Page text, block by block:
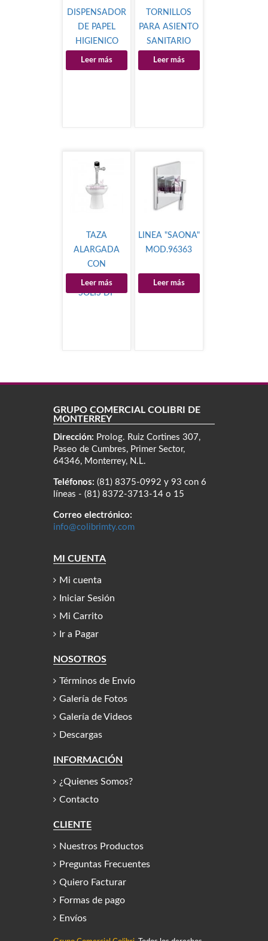
DISPENSADOR
DE PAPEL
HIGIENICO
Leer más
TORNILLOS
PARA ASIENTO
SANITARIO
MOD.P-B2060
Leer más
TAZA
ALARGADA
CON
FLUXOMETRO
SOLIS DF
Leer más
LINEA "SAONA"
MOD.96363
Leer más
GRUPO COMERCIAL COLIBRÍ DE
MONTERREY
Dirección: Prolog. Ruiz Cortines 307,
Paseo de Cumbres, Primer Sector,
64346, Monterrey, N.L.
Teléfonos: (81) 8375-0992 y 93 con 6
líneas - (81) 8372-3713-14 o 15
Correo electrónico:
info@colibrimty.com
MI CUENTA
Mi cuenta
Iniciar Sesión
Mi Carrito
Ir a Pagar
NOSOTROS
Términos de Envío
Galería de Fotos
Galería de Videos
Descargas
INFORMACIÓN
¿Quienes Somos?
Contacto
CLIENTE
Nuestros Productos
Preguntas Frecuentes
Quiero Facturar
Formas de pago
Envíos